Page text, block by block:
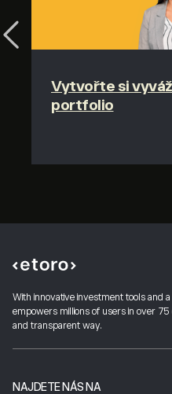
Previous
Vytvořte si
portfolio
With innovative investment tools and
empowers millions of users in over
and transparent way.
NAJDETE NÁS NA